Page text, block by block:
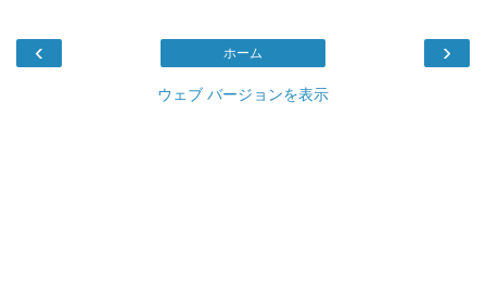
‹ ›
ホーム
ウェブ バージョンを表示